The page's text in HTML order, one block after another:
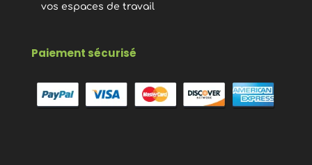
vos espaces de travail
Paiement sécurisé